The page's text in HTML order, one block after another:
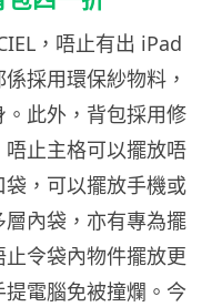
，唔止有出 iPad
採用環保紗物料，
此外，背包採用修
止主格可以擺放唔
，可以擺放手機或
內袋，亦有專為擺
令袋內物件擺放更
電腦免被撞爛。今